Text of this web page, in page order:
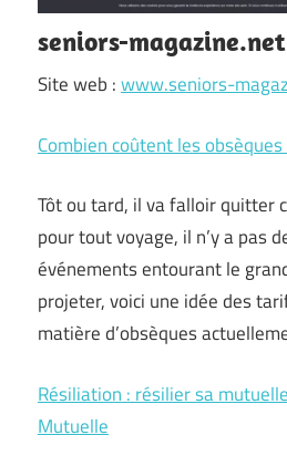
seniors-magazine.net
Site web :www.seniors-
Combien coûtent les
Tôt ou tard, il va falloir quitter
pour tout voyage, il n’y a pas
événements entourant le
projeter, voici une idée des
matière d’obsèques
Résiliation : résilier sa
Mutuelle